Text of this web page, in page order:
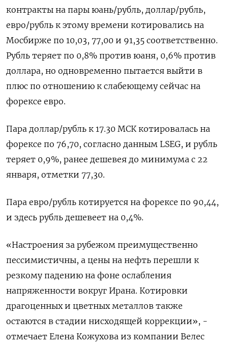
контракты на пары юань/рубль, доллар/рубль,
евро/рубль к этому времени котировались ‌на
Мосбирже по 10,03, 77,00 и 91,35 соответственно.
Рубль теряет по 0,8% против юаня, 0,6% ‍против
доллара, но одновременно пытается выйти в
плюс по отношению к слабеющему сейчас на
форексе евро.
Пара доллар/рубль к 17.30 МСК ‌котировалась на
форексе по 76,70, согласно данным LSEG, и рубль
теряет 0,9%, ранее дешевея до минимума с 22
января, отметки ​77,30.
Пара евро/рубль котируется на форексе по 90,44,
и здесь рубль дешевеет на 0,4%.
«Настроения за рубежом преимущественно
пессимистичны, а цены на нефть перешли к
резкому падению на фоне ослабления
напряженности вокруг Ирана. Котировки
драгоценных ⁠и цветных металлов также
остаются в стадии нисходящей коррекции», -
отмечает Елена Кожухова из ‍компании Велес